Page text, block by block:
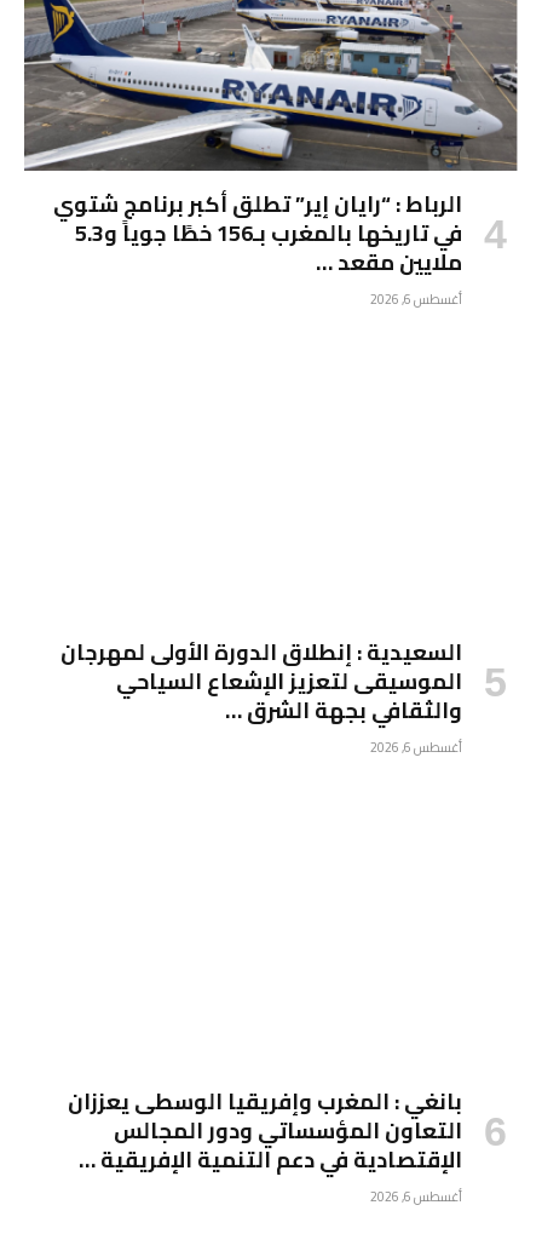
الرباط : “رايان إير” تطلق أكبر برنامج شتوي
في تاريخها بالمغرب بـ156 خطًا جوياً و5.3
ملايين مقعد …
أغسطس 6, 2026
السعيدية : إنطلاق الدورة الأولى لمهرجان
الموسيقى لتعزيز الإشعاع السياحي
والثقافي بجهة الشرق …
أغسطس 6, 2026
بانغي : المغرب وإفريقيا الوسطى يعززان
التعاون المؤسساتي ودور المجالس
الإقتصادية في دعم التنمية الإفريقية …
أغسطس 6, 2026